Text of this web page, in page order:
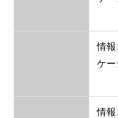
情報
ケー
情報